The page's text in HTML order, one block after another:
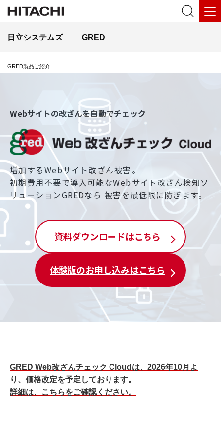
日立システムズ GRED
GRED製品ご紹介
Webサイトの改ざんを自動でチェック
増加するWebサイト改ざん被害。
初期費用不要で導入可能なWebサイト改ざん検知ソ
リューションGREDなら 被害を最低限に防ぎます。
資料ダウンロードはこちら
体験版のお申し込みはこちら
GRED Web改ざんチェック Cloudは、2026年10月よ
り、価格改定を予定しております。
詳細は、こちらをご確認ください。